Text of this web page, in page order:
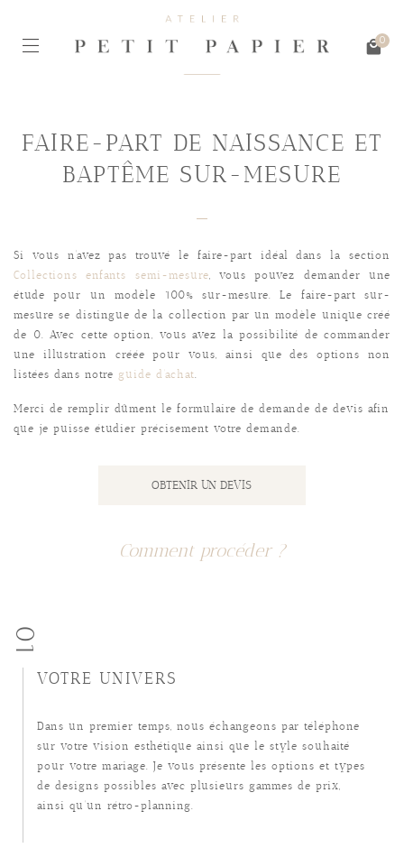
0
FAIRE-PART DE NAISSANCE ET
BAPTÊME SUR-MESURE
Si vous n’avez pas trouvé le faire-part idéal dans la section
Collections enfants semi-mesure, vous pouvez demander une
étude pour un modèle 100% sur-mesure. Le faire-part sur-
mesure se distingue de la collection par un modèle unique créé
de 0. Avec cette option, vous avez la possibilité de commander
une illustration créée pour vous, ainsi que des options non
listées dans notre guide d’achat.
Merci de remplir dûment le formulaire de demande de devis afin
que je puisse étudier précisement votre demande.
OBTENIR UN DEVIS
Comment procéder ?
01
VOTRE UNIVERS
Dans un premier temps, nous échangeons par téléphone
sur votre vision esthétique ainsi que le style souhaité
pour votre mariage. Je vous présente les options et types
de designs possibles avec plusieurs gammes de prix,
ainsi qu’un rétro-planning.